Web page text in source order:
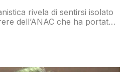
rivela di sentirsi isolato
dell’ANAC che ha portato